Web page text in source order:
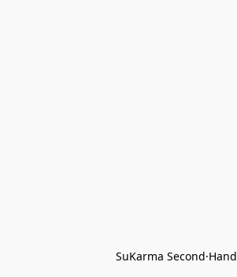
SuKarma Second·Hand